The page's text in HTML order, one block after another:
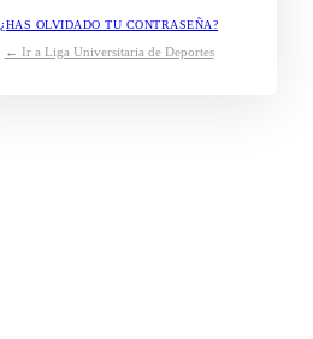
¿HAS OLVIDADO TU CONTRASEÑA?
← Ir a Liga Universitaria de Deportes